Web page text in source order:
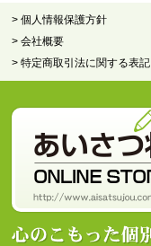
> 個人情報保護方針
> 会社概要
> 特定商取引法に関する表記